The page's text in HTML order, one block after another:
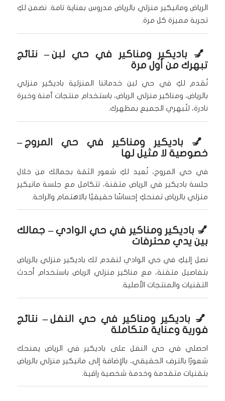
الرياض ومانيكير منزلي بالرياض مدروس بعناية تامة. نضمن لكِ
تجربة مميزة كل مرة.
💅 باديكير ومناكير في حي لبن– نتائج
تبهرك من أول مرة
نُقدم لكِ في حي لبن خدماتنا المنزلية باديكير منزلي
بالرياض، ومناكير منزلي الرياض، باستخدام منتجات آمنة وخبرة
نادرة، لتُبهري الجميع بمظهرك.
💅 باديكير ومناكير في حي المروج –
خصوصية لا مثيل لها
في حي المروج، نُعيد لكِ شعور الثقة بجمالك من خلال
جلسة باديكير في الرياض متقنة، تتكامل مع جلسة مانيكير
منزلي بالرياض تمنحكِ إحساسًا حقيقيًا بالاهتمام والراحة.
💅 باديكير ومناكير في حي الوادي– جمالك
بين يدي محترفات
نصل إليكِ في حي الوادي لنقدم لك باديكير منزلي بالرياض
بتفاصيل متقنة، مع مناكير منزلي الرياض باستخدام أحدث
التقنيات والمنتجات الأصلية.
💅 باديكير ومناكير في حي النفل– نتائج
فورية وعناية متكاملة
احصلي في حي النفل على باديكير في الرياض يمنحك
شعورًا بالترف الحقيقي، بالإضافة إلى مانيكير منزلي بالرياض
بتقنيات متقدمة وخدمة شخصية راقية.